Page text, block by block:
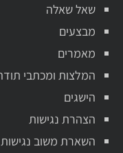
שאל שאלה
מבצעים
מאמרים
המלצות ומכתבי
הישגים
הצהרת נגישות
השארת משוב נגישות